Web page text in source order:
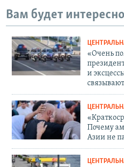
Вам будет интересно
«Очень
и
связывают
Почему
Азии не